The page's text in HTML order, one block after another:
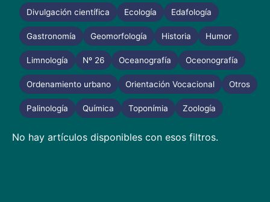
Divulgación científica Ecología Edafología
Gastronomía Geomorfología Historia Humor
Limnología Nº 26 Oceanografía Oceonografía
Ordenamiento urbano Orientación Vocacional Otros
Palinología Química Toponímia Zoología
No hay artículos disponibles con esos filtros.